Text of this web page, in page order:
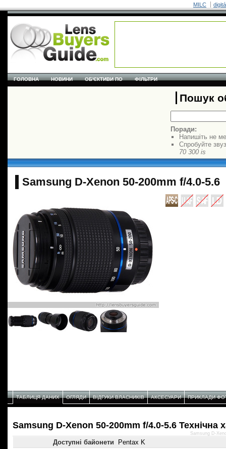
MILC
ГОЛОВНА НОВИНИ ОБ'ЄКТИВИ ПО ФІЛЬТРИ
Пошук
Поради:
Напишіть не
Спробуйте
70 300 is
Samsung D-Xenon 50-200mm f/4.0-5.6
ТАБЛИЦЯ ДАНИХ ОГЛЯДИ ВІДГУКИ ВЛАСНИКІВ АКСЕСУАРИ ПРИКЛАДИ
Samsung D-Xenon 50-200mm f/4.0-5.6 Технічнa
Доступні байонети
Pentax K
Samsung D-